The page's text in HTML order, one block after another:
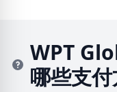
WPT
哪些支付